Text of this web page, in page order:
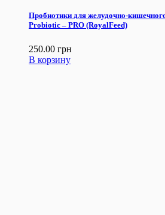
Пробиотики для желудочно-
Probiotic – PRO (RoyalFeed)
250.00 грн
В корзину